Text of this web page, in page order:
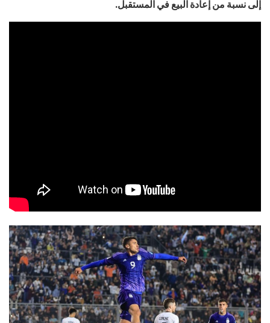
إلى نسبة من إعادة البيع في المستقبل.